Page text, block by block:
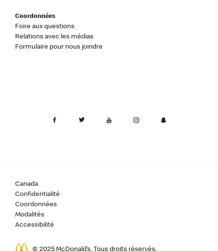
Coordonnées
Foire aux questions
Relations avec les médias
Formulaire pour nous joindre
Canada
Confidentialité
Coordonnées
Modalités
Accessibilité
© 2025 McDonald’s. Tous droits réservés.